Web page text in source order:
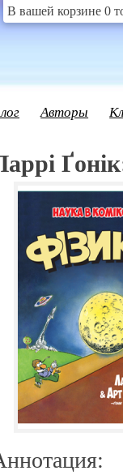
В вашей корзине 0
Авторы